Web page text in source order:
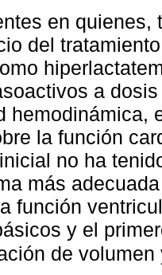
en quienes,
del
a
hemodinámica,
la función
no ha
más
función
y el
de